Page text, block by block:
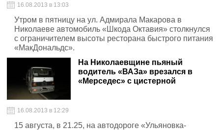
16.08.2013 в 13:03
Утром в пятницу на ул. Адмирала Макарова в
Николаеве автомобиль «Шкода Октавия» столкнулся
с ограничителем высоты ресторана быстрого питания
«МакДональдс».
На Николаевщине пьяный
водитель «ВАЗа» врезался в
«Мерседес» с цистерной
16.08.2013 в 12:29
15 августа, в 21.25, на автодороге «Ульяновка-